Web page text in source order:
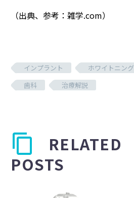
（出典、参考：雑学.com）
インプラント ホワイトニング
歯科
治療解説
RELATED
POSTS